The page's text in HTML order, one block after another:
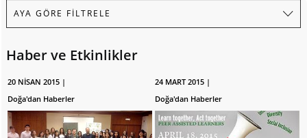
Haber ve Etkinlikler
20 NİSAN 2015 |
Doğa'dan Haberler
24 MART 2015 |
Doğa'dan Haberler